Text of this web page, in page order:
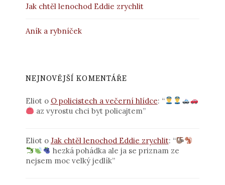
Jak chtěl lenochod Eddie zrychlit
Aník a rybníček
NEJNOVĚJŠÍ KOMENTÁŘE
Elioto O policistech a večerní hlídce: “
az vyrostu chci byt policajtem”
Elioto Jak chtěl lenochod Eddie zrychlit: “
hezká pohádka ale ja se priznam ze
nejsem moc velký jedlík”